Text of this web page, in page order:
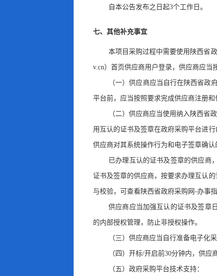
自本公告发布之日起3个工作日 。
七、其他补充事宜
本项目采购过程中需要使用陕西省
v.cn）首页供应商用户登录，供应商应当
（一）供应商应当自行在陕西省政
平台前， 应当按照要求完成供应商注册
（二）供应商应当使用纳入陕西省
用互认的证书及签章在政府采购平台进
供应商对其系统操作行为和电子签章确
已办理互认的证书及签章的供应商
证书及签章的供应商，按要求办理互认
与校验， 可查看陕西省政府采购网-办事
供应商应当加强互认的证书及签章
的内部授权管理 ， 防止非授权操作。
（三）供应商应当自行准备电子化
（四）开标/开启前30分钟内 ， 供应
（五）政府采购平台技术支持：